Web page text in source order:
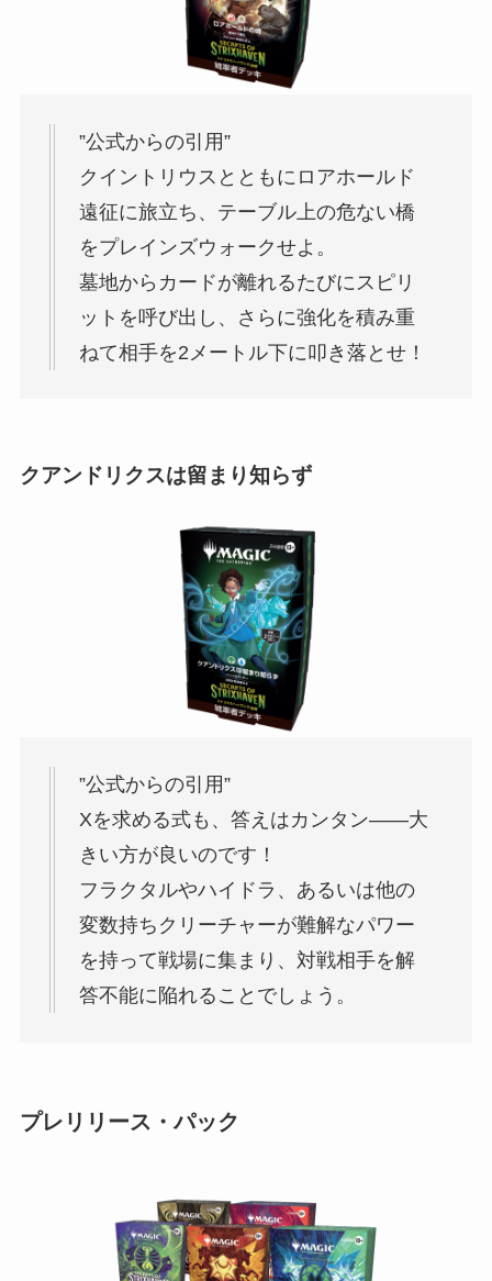
”公式からの引用”
クイントリウスとともにロアホールド
遠征に旅立ち、テーブル上の危ない橋
をプレインズウォークせよ。
墓地からカードが離れるたびにスピリ
ットを呼び出し、さらに強化を積み重
ねて相手を2メートル下に叩き落とせ！
クアンドリクスは留まり知らず
”公式からの引用”
Xを求める式も、答えはカンタン――大
きい方が良いのです！
フラクタルやハイドラ、あるいは他の
変数持ちクリーチャーが難解なパワー
を持って戦場に集まり、対戦相手を解
答不能に陥れることでしょう。
プレリリース・パック